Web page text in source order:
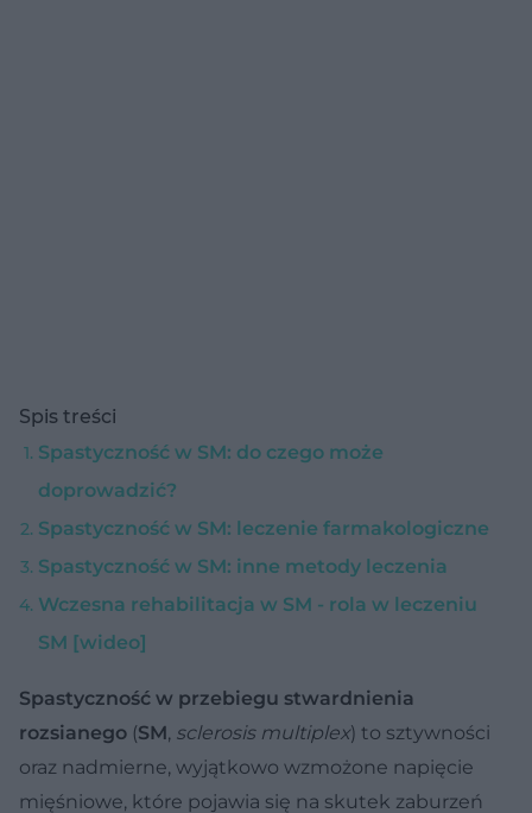
Spis treści
Spastyczność w SM: do czego może
doprowadzić?
Spastyczność w SM: leczenie farmakologiczne
Spastyczność w SM: inne metody leczenia
Wczesna rehabilitacja w SM - rola w leczeniu
SM [wideo]
Spastyczność w przebiegu stwardnienia
rozsianego (SM, sclerosis multiplex) to sztywności
oraz nadmierne, wyjątkowo wzmożone napięcie
mięśniowe, które pojawia się na skutek zaburzeń